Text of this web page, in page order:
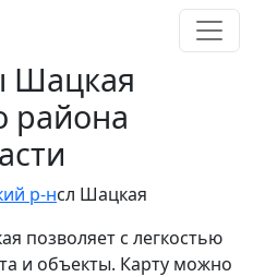
Шацкая
района
р-нсл Шацкая
позволяет с легкостью
и объекты. Карту можно